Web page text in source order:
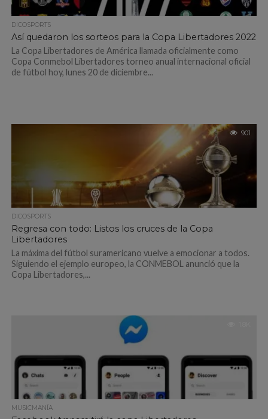
DICOSPORTS
Así quedaron los sorteos para la Copa Libertadores 2022
La Copa Libertadores de América llamada oficialmente como
Copa Conmebol Libertadores torneo anual internacional oficial
de fútbol hoy, lunes 20 de diciembre...
901
DICOSPORTS
Regresa con todo: Listos los cruces de la Copa
Libertadores
La máxima del fútbol suramericano vuelve a emocionar a todos.
Siguiendo el ejemplo europeo, la CONMEBOL anunció que la
Copa Libertadores,...
MUSICMANÍA